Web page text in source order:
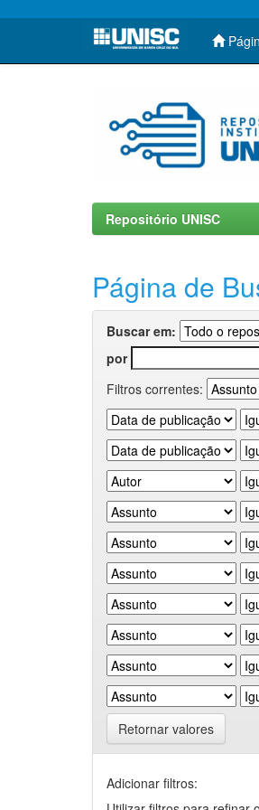
Skip
Repositório UNISC
Página de
Buscar em:
por
Filtros correntes:
Retornar valores
Adicionar filtros: